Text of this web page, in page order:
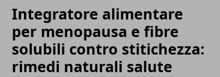
Integratore alimentare
per menopausa e fibre
solubili contro stitichezza:
rimedi naturali salute